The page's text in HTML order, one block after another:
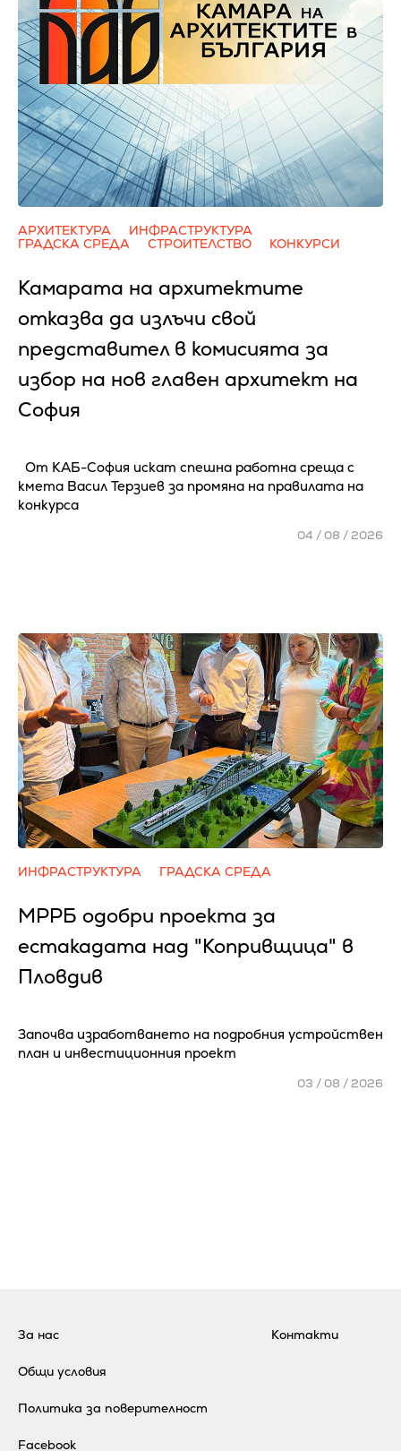
АРХИТЕКТУРА
ИНФРАСТРУКТУРА
ГРАДСКА СРЕДА
СТРОИТЕЛСТВО КОНКУРСИ
Камарата на архитектите
отказва да излъчи свой
представител в комисията за
избор на нов главен архитект на
София
От КАБ-София искат спешна работна среща с
кмета Васил Терзиев за промяна на правилата на
конкурса
04 / 08 / 2026
ИНФРАСТРУКТУРА ГРАДСКА СРЕДА
МРРБ одобри проекта за
естакадата над "Копривщица" в
Пловдив
Започва изработването на подробния устройствен
план и инвестиционния проект
03 / 08 / 2026
За нас
Общи условия
Политика за поверителност
Контакти
Facebook